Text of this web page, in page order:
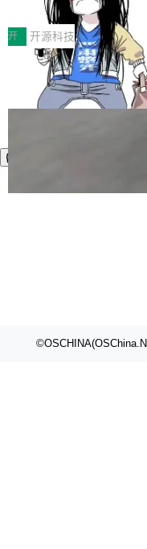
得住、用得稳、省得下、
始，Token使用一目...
q2Seq 和 DocAI 的共同
yals（Gemini 联合负责人
中文驱动的数字员工，自
骤、编写代码。不挑模型
装完即用。 开源地址：
b 安装 支持 Java 8+（
x / Windows / Harmony
x / Harmony PC curl -
价值潜能：华为云码道
代码仓技术解析
一、代码仓深度理解技术
程实践中，代码仓是企业
体。企业级代码仓库通常
个文件，其规模远超单次
文窗口。随着项目规模的
不断累积，代码仓中的模
务逻辑等关键信息往往分
件之中，形成高度复杂的
开 开源科技